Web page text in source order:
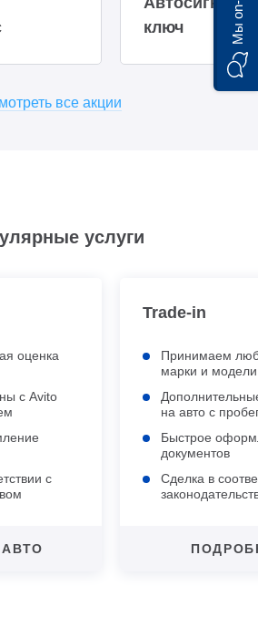
ключ
все акции
услуги
оценка
с Avito
с
Trade-in
Принимаем
марки и модели
на авто с
Быстрое
документов
Сделка в